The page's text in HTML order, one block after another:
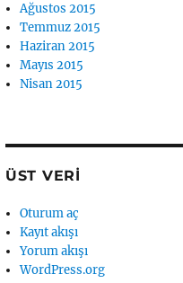
Ağustos 2015
Temmuz 2015
Haziran 2015
Mayıs 2015
Nisan 2015
ÜST VERI
Oturum aç
Kayıt akışı
Yorum akışı
WordPress.org